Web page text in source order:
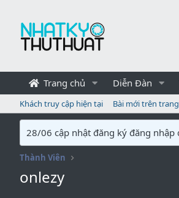
Trang chủ Diễn Đàn
Khách truy cập hiện tại Bài mới trên
28/06 cập nhật đăng ký đăng nhập
Thành Viên
onlezy